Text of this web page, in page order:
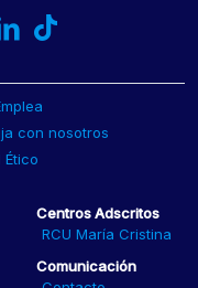
con nosotros
Ético
Centros Adscritos
RCU María Cristina
Comunicación